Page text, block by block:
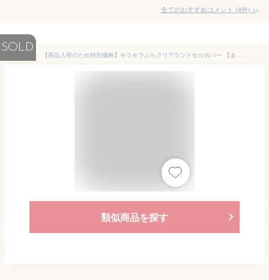
全てのおすすめコメント (4件) >
SOLD
【商品入替のため特別価格】キラキラふちクリアランドセルカバー 【まもるちゃん】 白くならない おしゃれ かわいい ラメ 日本製 国産 透明 シンプル 女の子 入学準備 新入学 新学期 入学祝い プレゼント 小学生 透明ランドセルカバー 透明 ピンク サックス パープル
類似商品を探す